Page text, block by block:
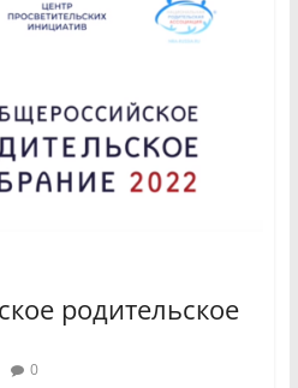
родительское
0